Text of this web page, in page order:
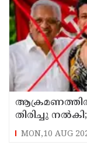
തിരിച്ചു
നിയമനടപടി
MON,10 AUG